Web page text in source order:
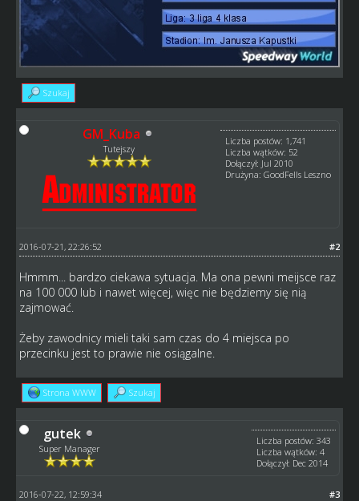
Szukaj
GM_Kuba
Tutejszy
Liczba postów: 1,741
Liczba wątków: 52
Dołączył: Jul 2010
Drużyna: GoodFells Leszno
#2
2016-07-21, 22:26:52
Hmmm... bardzo ciekawa sytuacja. Ma ona pewni meijsce raz
na 100 000 lub i nawet więcej, więc nie będziemy się nią
zajmować.
Żeby zawodnicy mieli taki sam czas do 4 miejsca po
przecinku jest to prawie nie osiągalne.
Strona WWW Szukaj
gutek
Super Manager
Liczba postów: 343
Liczba wątków: 4
Dołączył: Dec 2014
#3
2016-07-22, 12:59:34